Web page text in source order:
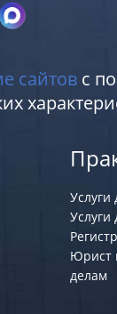
сайтов с
Услуги
Услуги
Юрист
делам